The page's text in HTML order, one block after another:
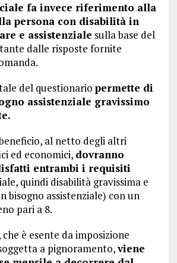
fa invece riferimento alla
persona con disabilità in
e assistenziale sulla base del
dalle risposte fornite
del questionario permette di
assistenziale gravissimo
al netto degli altri
ed economici, dovranno
entrambi i requisiti
quindi disabilità gravissima e
bisogno assistenziale) con un
pari a 8.
è esente da imposizione
a pignoramento,viene